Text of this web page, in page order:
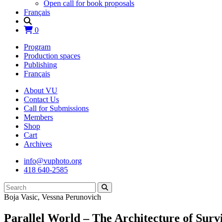
Open call for book proposals
Français
0
Program
Production spaces
Publishing
Français
About VU
Contact Us
Call for Submissions
Members
Shop
Cart
Archives
info@vuphoto.org
418 640-2585
Boja Vasic, Vessna Perunovich
Parallel World – The Architecture of